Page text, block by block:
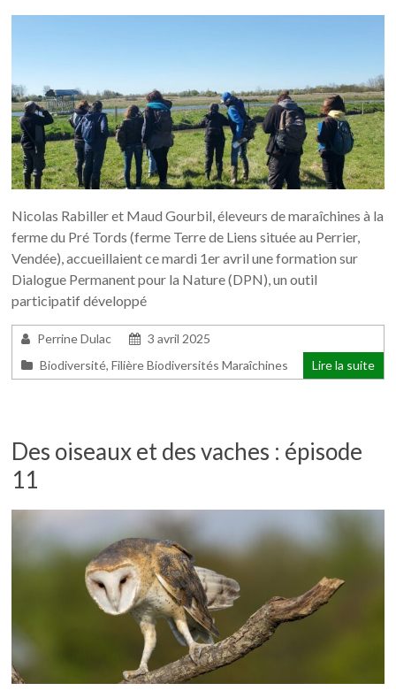
Nicolas Rabiller et Maud Gourbil, éleveurs de maraîchines à la
ferme du Pré Tords (ferme Terre de Liens située au Perrier,
Vendée), accueillaient ce mardi 1er avril une formation sur
Dialogue Permanent pour la Nature (DPN), un outil
participatif développé
Perrine Dulac
3 avril 2025
Biodiversité,Filière Biodiversités Maraîchines Lire la suite
Des oiseaux et des vaches : épisode
11